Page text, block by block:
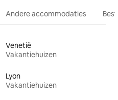
Andere accommodaties
Venetië
Vakantiehuizen
Lyon
Vakantiehuizen